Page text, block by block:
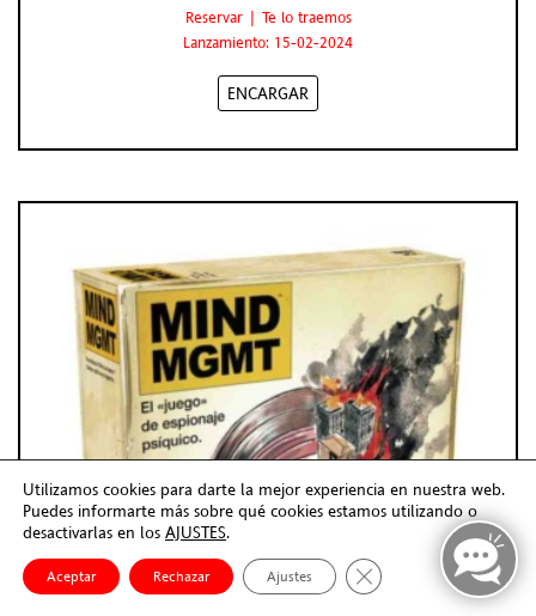
Reservar | Te lo traemos
Lanzamiento: 15-02-2024
ENCARGAR
Utilizamos cookies para darte la mejor experiencia en nuestra web.
Puedes informarte más sobre qué cookies estamos utilizando o
desactivarlas en los AJUSTES.
Aceptar Rechazar Ajustes Cerrar el banner de